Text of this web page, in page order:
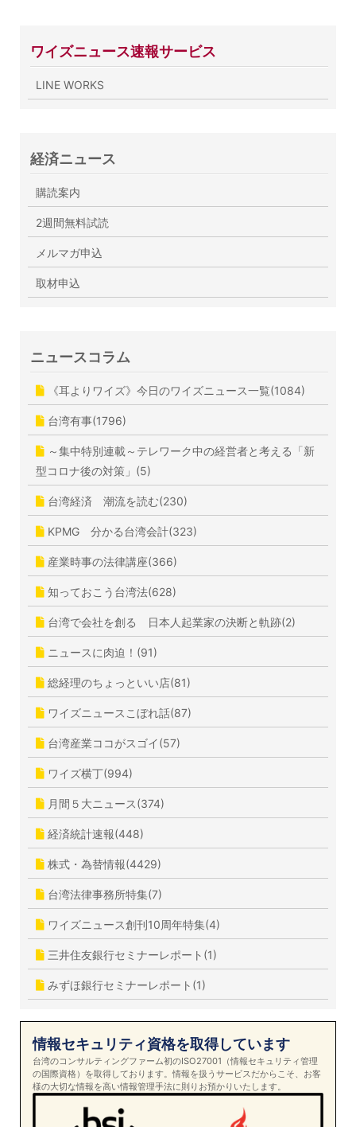
ワイズニュース速報サービス
LINE WORKS
経済ニュース
購読案内
2週間無料試読
メルマガ申込
取材申込
ニュースコラム
《耳よりワイズ》今日のワイズニュース一覧(1084)
台湾有事(1796)
～集中特別連載～テレワーク中の経営者と考える「新
型コロナ後の対策」(5)
台湾経済 潮流を読む(230)
KPMG 分かる台湾会計(323)
産業時事の法律講座(366)
知っておこう台湾法(628)
台湾で会社を創る 日本人起業家の決断と軌跡(2)
ニュースに肉迫！(91)
総経理のちょっといい店(81)
ワイズニュースこぼれ話(87)
台湾産業ココがスゴイ(57)
ワイズ横丁(994)
月間５大ニュース(374)
経済統計速報(448)
株式・為替情報(4429)
台湾法律事務所特集(7)
ワイズニュース創刊10周年特集(4)
三井住友銀行セミナーレポート(1)
みずほ銀行セミナーレポート(1)
情報セキュリティ資格を取得しています
台湾のコンサルティングファーム初のISO27001（情報セキュリティ管理
の国際資格）を取得しております。情報を扱うサービスだからこそ、お客
様の大切な情報を高い情報管理手法に則りお預かりいたします。